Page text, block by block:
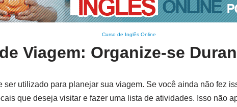
Curso de Inglês Online
Viagem: Organize-se
ser utilizado para planejar sua viagem. Se você ainda não fez
que deseja visitar e fazer uma lista de atividades. Isso não